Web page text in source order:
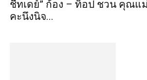
ชีทเดย์” ก้อง – ท็อป ชวน คุณแ
คะนึงนิจ...